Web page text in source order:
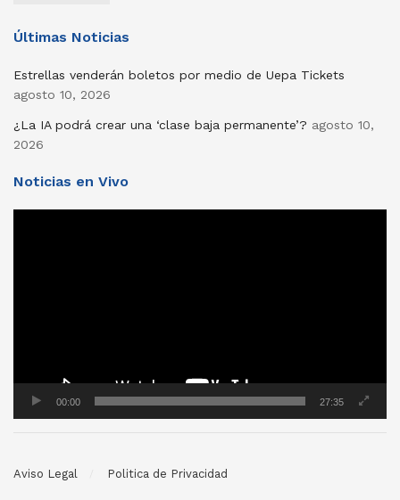
Últimas Noticias
Estrellas venderán boletos por medio de Uepa Tickets
agosto 10, 2026
¿La IA podrá crear una ‘clase baja permanente’? agosto 10,
2026
Noticias en Vivo
00:00 27:35
Aviso Legal Politica de Privacidad